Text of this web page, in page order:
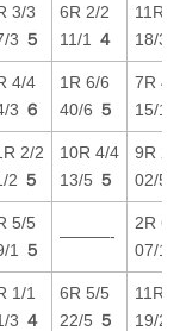
3/3
3 ５
6R 2/2
11/1
４
11R
18/3
4/4
3 ６
1R 6/6
40/6 ５
7R 4/2
15/1
2/2
2 ５
10R 4/4
13/5 ５
9R 2/2
02/5
5/5
1
５
———-
2R 6/2
07/1
1/1
3 ４
6R 5/5
22/5 ５
11R
19/2